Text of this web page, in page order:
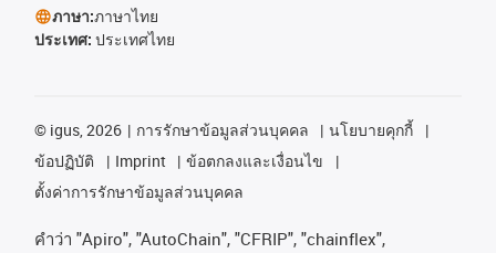
ภาษา:ภาษาไทย
ประเทศ: ประเทศไทย
© igus, 2026 การรักษาข้อมูลส่วนบุคคล
นโยบายคุกกี้
ข้อปฏิบัติ
Imprint
ข้อตกลงและเงื่อนไข
ตั้งค่าการรักษาข้อมูลส่วนบุคคล
คําว่า "Apiro", "AutoChain", "CFRIP", "chainflex",